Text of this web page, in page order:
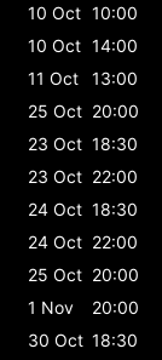
10 Oct 10:00
10 Oct 14:00
11 Oct
13:00
25 Oct 20:00
23 Oct 18:30
23 Oct 22:00
24 Oct 18:30
24 Oct 22:00
25 Oct 20:00
1 Nov
20:00
30 Oct 18:30